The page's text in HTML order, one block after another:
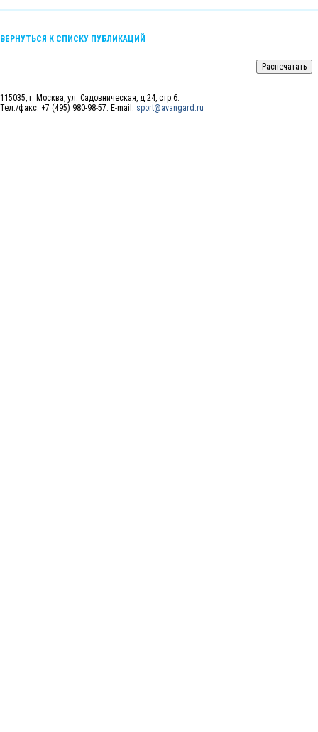
ВЕРНУТЬСЯ К СПИСКУ ПУБЛИКАЦИЙ
115035, г. Москва, ул. Садовническая, д.24, стр.6.
Тел./факс: +7 (495) 980-98-57. E-mail: sport@avangard.ru